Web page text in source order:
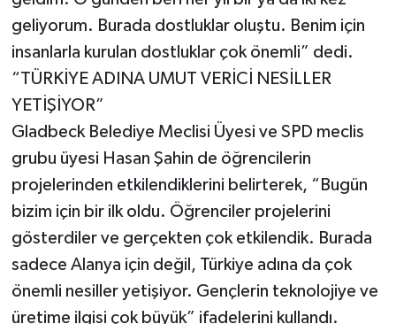
geliyorum. Burada dostluklar oluştu. Benim için
insanlarla kurulan dostluklar çok önemli” dedi.
“TÜRKİYE ADINA UMUT VERİCİ NESİLLER
YETİŞİYOR”
Gladbeck Belediye Meclisi Üyesi ve SPD meclis
grubu üyesi Hasan Şahin de öğrencilerin
projelerinden etkilendiklerini belirterek, “Bugün
bizim için bir ilk oldu. Öğrenciler projelerini
gösterdiler ve gerçekten çok etkilendik. Burada
sadece Alanya için değil, Türkiye adına da çok
önemli nesiller yetişiyor. Gençlerin teknolojiye ve
üretime ilgisi çok büyük” ifadelerini kullandı.